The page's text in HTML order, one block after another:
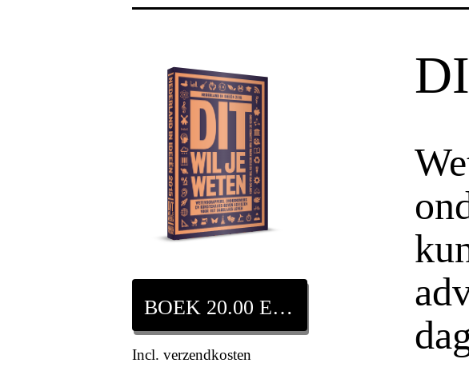
BOEK 20.00 EURO
Incl. verzendkosten